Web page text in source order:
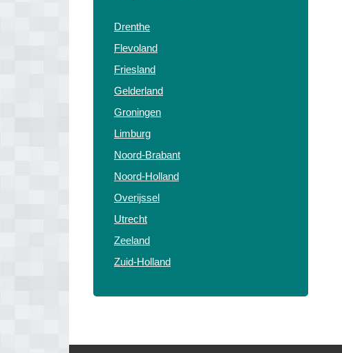
Drenthe
Flevoland
Friesland
Gelderland
Groningen
Limburg
Noord-Brabant
Noord-Holland
Overijssel
Utrecht
Zeeland
Zuid-Holland